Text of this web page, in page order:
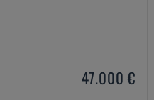
47.000 €